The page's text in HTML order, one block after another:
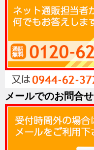
メールでのお問合せ